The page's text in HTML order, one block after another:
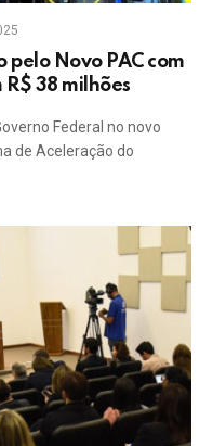
pelo Novo PAC com
38 milhões
Federal no novo
de Aceleração do